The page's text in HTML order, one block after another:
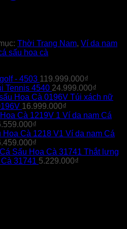
Thời Trang Nam, Ví da nam
sấu hoa cà
- 4503 119.999.000₫
Tennis 4540 24.999.000₫
Túi xách nữ
16.999.000₫
Ví da nam Cá
₫
Ví da nam Cá
₫
Thắt lưng
31741 5.229.000₫